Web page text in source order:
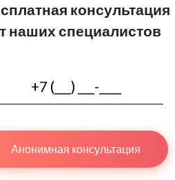
консультация
наших специалистов
Анонимная консультация